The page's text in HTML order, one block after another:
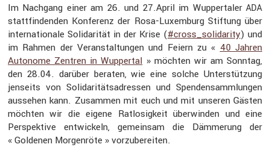
Im Nachgang einer am 26. und 27.April im Wupper­taler ADA
statt­fin­denden Konfe­renz der Rosa-Luxem­burg Stiftung über
inter­na­tio­nale Solida­rität in der Krise (#cross_solidarity) und
im Rahmen der Veran­stal­tungen und Feiern zu « 40 Jahren
Autonome Zentren in Wuppertal » möchten wir am Sonntag,
den 28.04. darüber beraten, wie eine solche Unter­stüt­zung
jenseits von Solida­ri­täts­adressen und Spenden­samm­lungen
aussehen kann. Zusammen mit euch und mit unseren Gästen
möchten wir die eigene Ratlo­sig­keit überwinden und eine
Perspek­tive entwi­ckeln, gemeinsam die Dämme­rung der
« Goldenen Morgen­röte » vorzu­be­reiten.